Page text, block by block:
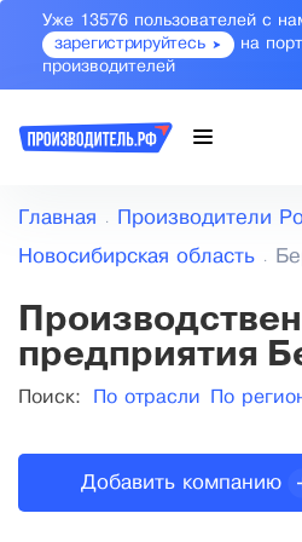
Уже 13576 пользователей с
зарегистрируйтесь
на
производителей
Главная Производители
Новосибирская область
предприятия
Поиск: По отрасли По
Добавить компанию